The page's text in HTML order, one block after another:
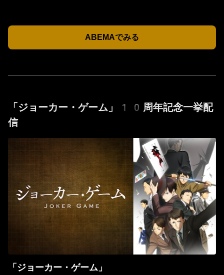
ABEMAでみる
「ジョーカー・ゲーム」10周年記念一挙配
信
「ジョーカー・ゲーム」